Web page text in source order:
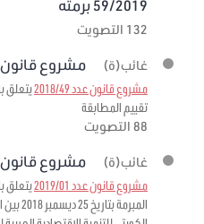
59/2019 برمته
132 التصويت
غائب(ة) مشروع قانون عدد 2018/
مشروع قانون عدد 2018/49
يتعلق
تقييم المطابقة
88 التصويت
غائب(ة) مشروع قانون عدد 2019/
مشروع قانون عدد 2019/01
يتعلق